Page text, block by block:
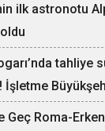
ilk astronotu
tahliye
İşletme
Geç Roma-